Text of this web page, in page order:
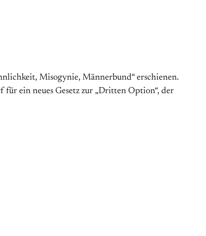
Misogynie, Männerbund“ erschienen.
ein neues Gesetz zur „Dritten Option“, der